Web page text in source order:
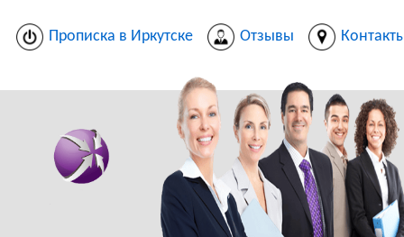
Прописка в Иркутске Отзывы